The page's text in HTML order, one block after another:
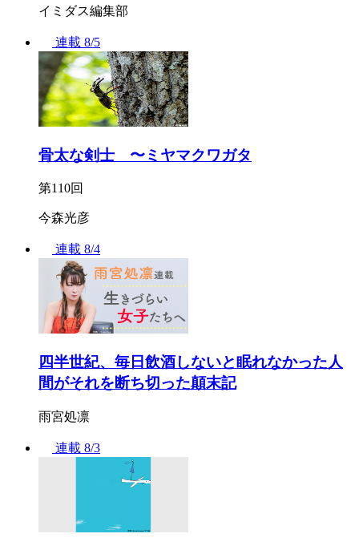
イミダス編集部
連載 8/5
骨太な剣士 〜ミヤマクワガタ
第110回
今森光彦
連載 8/4
四半世紀、毎日飲酒しないと眠れなかった人
間がそれを断ち切った顛末記
雨宮処凛
連載 8/3